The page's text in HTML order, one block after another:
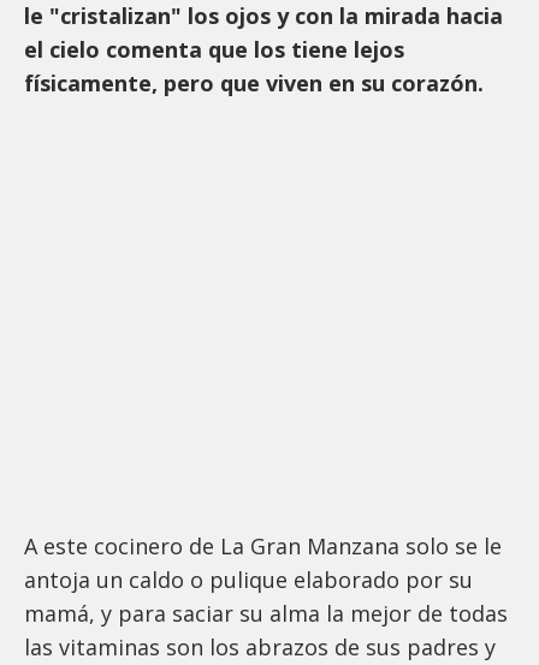
le "cristalizan" los ojos y con la mirada hacia
el cielo comenta que los tiene lejos
físicamente, pero que viven en su corazón.
A este cocinero de La Gran Manzana solo se le
antoja un caldo o pulique elaborado por su
mamá, y para saciar su alma la mejor de todas
las vitaminas son los abrazos de sus padres y